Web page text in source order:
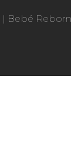
| Bebé Reborn